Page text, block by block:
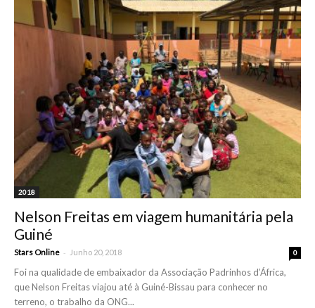
2018
Nelson Freitas em viagem humanitária pela
Guiné
Stars Online - Junho 20, 2018 0
Foi na qualidade de embaixador da Associação Padrinhos d’África,
que Nelson Freitas viajou até à Guiné-Bissau para conhecer no
terreno, o trabalho da ONG...